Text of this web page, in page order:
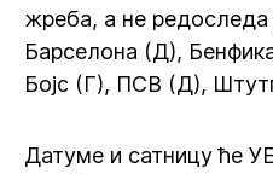
жреба, а не
Барселона (Д),
Бојс (Г), ПСВ (Д),
Датуме и сатницу ће